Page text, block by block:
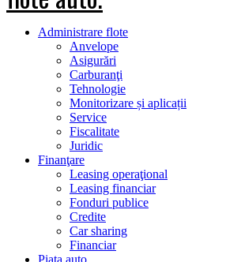
Administrare flote
Anvelope
Asigurări
Carburanţi
Tehnologie
Monitorizare și aplicații
Service
Fiscalitate
Juridic
Finanţare
Leasing operaţional
Leasing financiar
Fonduri publice
Credite
Car sharing
Financiar
Piaţa auto